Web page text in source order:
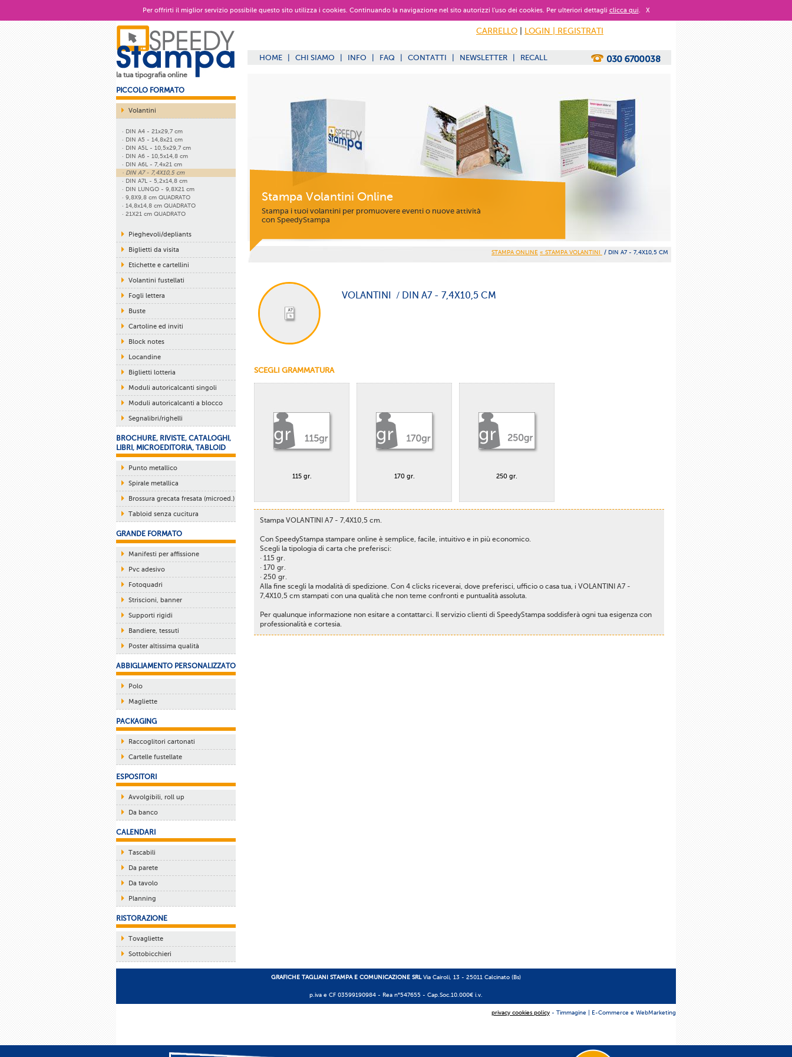
Per offrirti il miglior servizio possibile questo sito utilizza i cookies. Continuando la navigazione nel sito autorizzi l’uso dei cookies. Per ulteriori dettagli clicca qui. X
la tua tipografia online
PICCOLO FORMATO
Volantini
· DIN A4 - 21x29,7 cm
· DIN A5 - 14,8x21 cm
· DIN A5L - 10,5x29,7 cm
· DIN A6 - 10,5x14,8 cm
· DIN A6L - 7,4x21 cm
· DIN A7 - 7,4X10,5 cm
· DIN A7L - 5,2x14,8 cm
· DIN LUNGO - 9,8X21 cm
· 9,8X9,8 cm QUADRATO
· 14,8x14,8 cm QUADRATO
· 21X21 cm QUADRATO
Pieghevoli/depliants
Biglietti da visita
Etichette e cartellini
Volantini fustellati
Fogli lettera
Buste
Cartoline ed inviti
Block notes
Locandine
Biglietti lotteria
Moduli autoricalcanti singoli
Moduli autoricalcanti a blocco
Segnalibri/righelli
BROCHURE, RIVISTE, CATALOGHI,
LIBRI, MICROEDITORIA, TABLOID
Punto metallico
Spirale metallica
Brossura grecata fresata (microed.)
Tabloid senza cucitura
GRANDE FORMATO
Manifesti per affissione
Pvc adesivo
Fotoquadri
Striscioni, banner
Supporti rigidi
Bandiere, tessuti
Poster altissima qualità
ABBIGLIAMENTO PERSONALIZZATO
Polo
Magliette
PACKAGING
Raccoglitori cartonati
Cartelle fustellate
ESPOSITORI
Avvolgibili, roll up
Da banco
CALENDARI
Tascabili
Da parete
Da tavolo
Planning
RISTORAZIONE
Tovagliette
Sottobicchieri
CARRELLO LOGIN | REGISTRATI
HOME CHI SIAMO INFO FAQ CONTATTI NEWSLETTER RECALL
Stampa Volantini Online
Stampa i tuoi volantini per promuovere eventi o nuove attività
con SpeedyStampa
STAMPA ONLINE « STAMPA VOLANTINI / DIN A7 - 7,4X10,5 CM
VOLANTINI / DIN A7 - 7,4X10,5 CM
SCEGLI GRAMMATURA
115 gr. 170 gr. 250 gr.
Stampa VOLANTINI A7 - 7,4X10,5 cm.
Con SpeedyStampa stampare online è semplice, facile, intuitivo e in più economico.
Scegli la tipologia di carta che preferisci:
· 115 gr.
· 170 gr.
· 250 gr.
Alla fine scegli la modalità di spedizione. Con 4 clicks riceverai, dove preferisci, ufficio o casa tua, i VOLANTINI A7 -
7,4X10,5 cm stampati con una qualità che non teme confronti e puntualità assoluta.
Per qualunque informazione non esitare a contattarci. Il servizio clienti di SpeedyStampa soddisferà ogni tua esigenza con
professionalità e cortesia.
GRAFICHE TAGLIANI STAMPA E COMUNICAZIONE SRL Via Cairoli, 13 - 25011 Calcinato (Bs)
p.iva e CF 03599190984 - Rea n°547655 - Cap.Soc.10.000€ i.v.
privacy cookies policy - Timmagine | E-Commerce e WebMarketing